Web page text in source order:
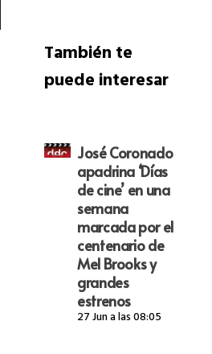
También te
puede interesar
José Coronado
apadrina ‘Días
de cine’ en una
semana
marcada por el
centenario de
Mel Brooks y
grandes
estrenos
27 Jun a las 08:05